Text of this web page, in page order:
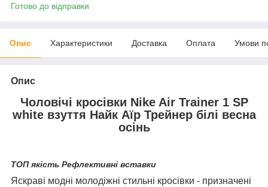
Готово до відправки
Опис Характеристики Доставка Оплата Умови
Опис
Чоловічі кросівки Nike Air Trainer 1 SP
white взуття Найк Аїр Трейнер білі весна
осінь
ТОП якість Рефлективні вставки
Яскраві модні молодіжні стильні кросівки - призначені